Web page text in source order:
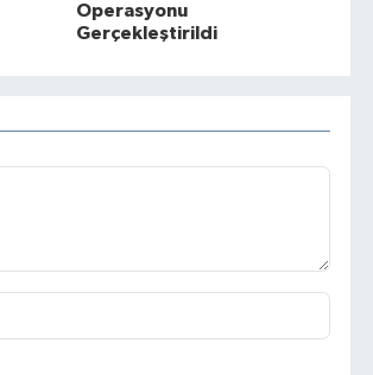
Operasyonu
Gerçekleştirildi